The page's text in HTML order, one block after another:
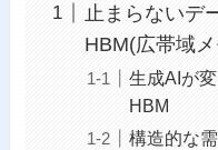
止まらないデ
HBM(広帯域
生成AIが
HBM
構造的な